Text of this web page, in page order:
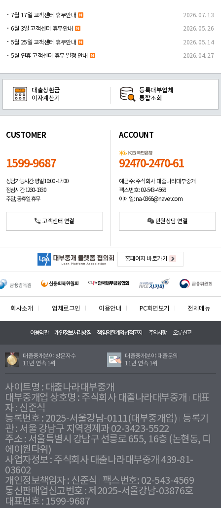
7월 17일 고객센터 휴무안내 2026. 07. 13
6월 3일 고객센터 휴무안내 2026. 05. 26
5월 25일 고객센터 휴무안내 2026. 05. 14
5월 연휴 고객센터 휴무 일정 안내 2026. 04. 27
대출상환금
이자계산기
등록대부업체
통합조회
CUSTOMER
1599-9687
상담가능시간: 평일10:00 -17:00
점심시간: 12:30 - 13:30
주말, 공휴일 휴무
고객센터 연결
ACCOUNT
92470-2470-61
예금주: 주식회사 대출나라대부중개
팩스번호: 02-543-4569
이메일: na-0366@naver.com
민원상담 연결
홈페이지 바로가기
회사소개 업체로그인 이용안내 PC화면보기 전체메뉴
이용약관 개인정보처리방침 책임의한계와법적고지 주의사항 오류신고
대출중개분야 방문자수
11년 연속 1위
대출중개분야 대출문의
11년 연속 1위
사이트명 : 대출나라대부중개
대부중개업 상호명 : 주식회사 대출나라대부중개
대표
자 : 신준식
등록번호 : 2025-서울강남-0111(대부중개업) 등록기
관 : 서울 강남구 지역경제과 02-3423-5522
주소 : 서울특별시 강남구 선릉로 655, 16층 (논현동, 디
에이원타워)
사업자정보 : 주식회사 대출나라대부중개 439-81-
03602
개인정보책임자 : 신준식
팩스번호: 02-543-4569
통신판매업신고번호 : 제2025-서울강남-03876호
대표번호 : 1599-9687